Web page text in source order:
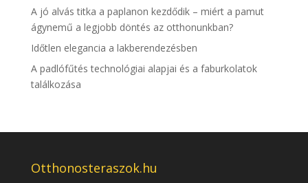
A jó alvás titka a paplanon kezdődik – miért a pamut
ágynemű a legjobb döntés az otthonunkban?
Időtlen elegancia a lakberendezésben
A padlófűtés technológiai alapjai és a faburkolatok
találkozása
Otthonosteraszok.hu